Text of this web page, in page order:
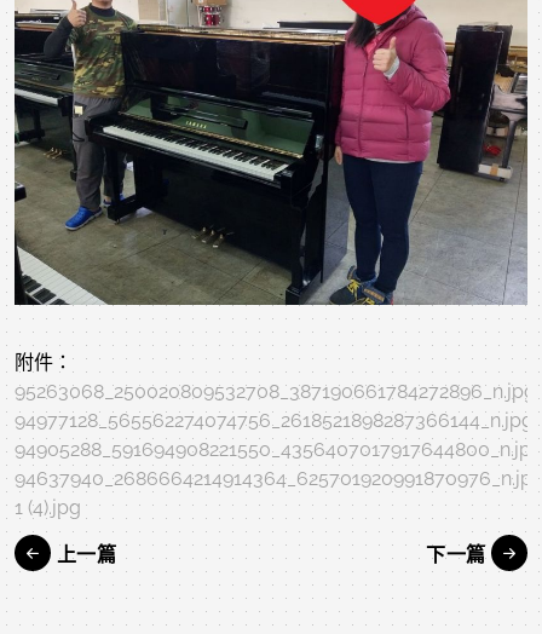
附件：
95263068_250020809532708_387190661784272896_n.jpg
94977128_565562274074756_2618521898287366144_n.jpg
94905288_591694908221550_4356407017917644800_n.jpg
1 (4).jpg
上一篇 下一篇